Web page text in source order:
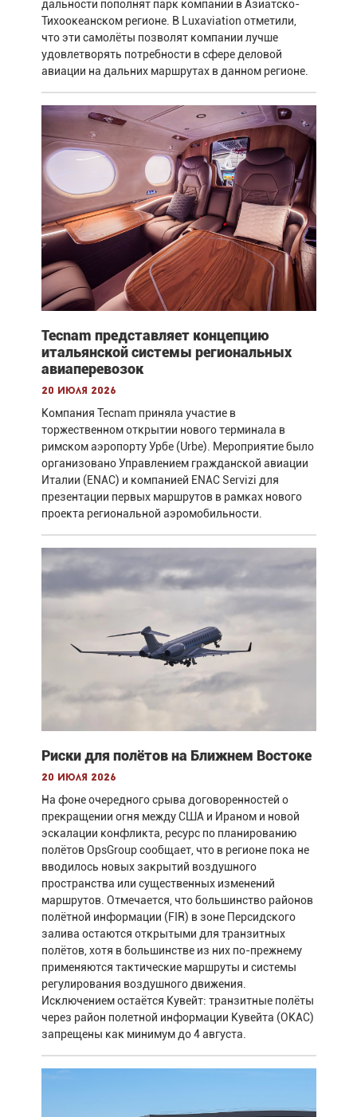
дальности пополнят парк компании в Азиатско-
Тихоокеанском регионе. В Luxaviation отметили,
что эти самолёты позволят компании лучше
удовлетворять потребности в сфере деловой
авиации на дальних маршрутах в данном регионе.
Tecnam представляет концепцию
итальянской системы региональных
авиаперевозок
20 июля 2026
Компания Tecnam приняла участие в
торжественном открытии нового терминала в
римском аэропорту Урбе (Urbe). Мероприятие было
организовано Управлением гражданской авиации
Италии (ENAC) и компанией ENAC Servizi для
презентации первых маршрутов в рамках нового
проекта региональной аэромобильности.
Риски для полётов на Ближнем Востоке
20 июля 2026
На фоне очередного срыва договоренностей о
прекращении огня между США и Ираном и новой
эскалации конфликта, ресурс по планированию
полётов OpsGroup сообщает, что в регионе пока не
вводилось новых закрытий воздушного
пространства или существенных изменений
маршрутов. Отмечается, что большинство районов
полётной информации (FIR) в зоне Персидского
залива остаются открытыми для транзитных
полётов, хотя в большинстве из них по-прежнему
применяются тактические маршруты и системы
регулирования воздушного движения.
Исключением остаётся Кувейт: транзитные полёты
через район полетной информации Кувейта (OKAC)
запрещены как минимум до 4 августа.